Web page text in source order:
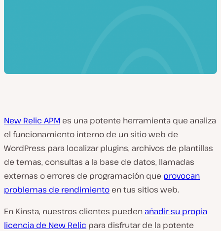
New Relic APM es una potente herramienta que analiza
el funcionamiento interno de un sitio web de
WordPress para localizar plugins, archivos de plantillas
de temas, consultas a la base de datos, llamadas
externas o errores de programación que provocan
problemas de rendimiento en tus sitios web.
En Kinsta, nuestros clientes pueden añadir su propia
licencia de New Relic para disfrutar de la potente